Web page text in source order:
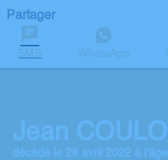
Partager
SMS WhatsApp
Jean
décédé le 28 avril 2022 à